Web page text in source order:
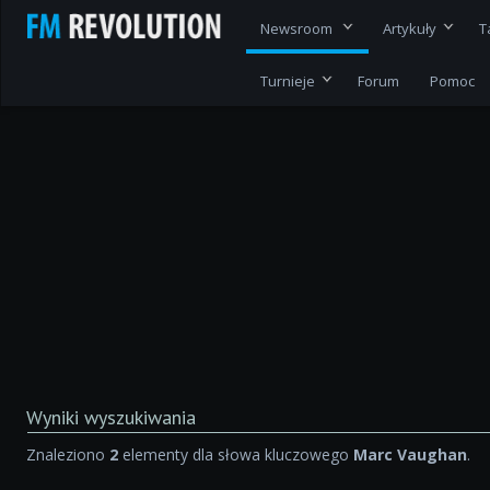
Newsroom Artykuły
Turnieje Forum Pomoc
Wyniki wyszukiwania
Znaleziono 2 elementy dla słowa kluczowego Marc Vaughan.